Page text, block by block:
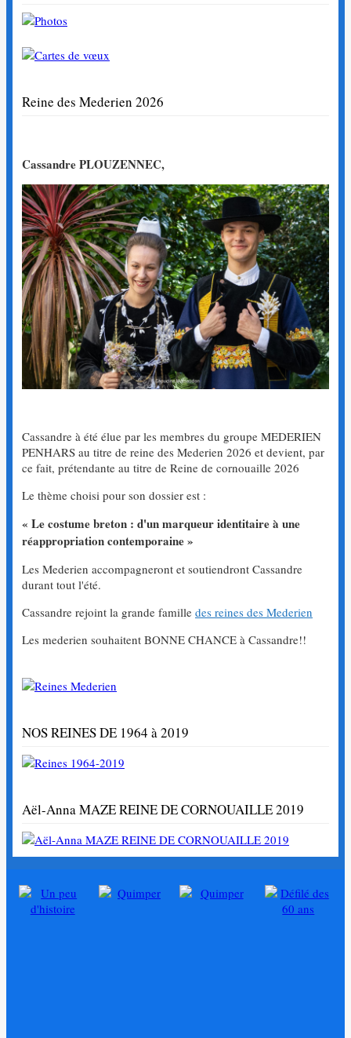
Reine des Mederien 2026
Cassandre PLOUZENNEC,
Cassandre à été élue par les membres du groupe MEDERIEN
PENHARS au titre de reine des Mederien 2026 et devient, par
ce fait, prétendante au titre de Reine de cornouaille 2026
Le thème choisi pour son dossier est :
« Le costume breton : d'un marqueur identitaire à une
réappropriation contemporaine »
Les Mederien accompagneront et soutiendront Cassandre
durant tout l'été.
Cassandre rejoint la grande famille des reines des Mederien
Les mederien souhaitent BONNE CHANCE à Cassandre!!
NOS REINES DE 1964 à 2019
Aël-Anna MAZE REINE DE CORNOUAILLE 2019